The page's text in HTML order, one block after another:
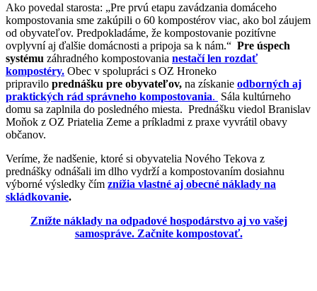
Ako povedal starosta: „Pre prvú etapu zavádzania domáceho
kompostovania sme zakúpili o 60 kompostérov viac, ako bol záujem
od obyvateľov. Predpokladáme, že kompostovanie pozitívne
ovplyvní aj ďalšie domácnosti a pripoja sa k nám.“ Pre úspech
systému záhradného kompostovania nestačí len rozdať
kompostéry. Obec v spolupráci s OZ Hroneko
pripravilo prednášku pre obyvateľov, na získanie odborných aj
praktických rád správneho kompostovania. Sála kultúrneho
domu sa zaplnila do posledného miesta. Prednášku viedol Branislav
Moňok z OZ Priatelia Zeme a príkladmi z praxe vyvrátil obavy
občanov.
Veríme, že nadšenie, ktoré si obyvatelia Nového Tekova z
prednášky odnášali im dlho vydrží a kompostovaním dosiahnu
výborné výsledky čím znížia vlastné aj obecné náklady na
skládkovanie.
Znížte náklady na odpadové hospodárstvo aj vo vašej
samospráve. Začnite kompostovať.